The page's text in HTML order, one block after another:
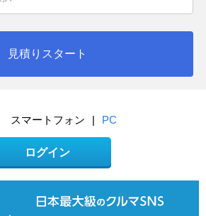
見積りスタート
スマートフォン | PC
ログイン